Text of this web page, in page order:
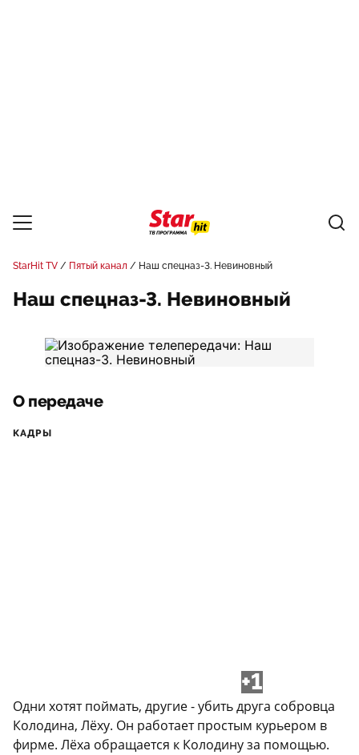
StarHit TV Пятый канал Наш спецназ-3. Невиновный
Наш спецназ-3. Невиновный
О передаче
КАДРЫ
+1
Одни хотят поймать, другие - убить друга собровца
Колодина, Лёху. Он работает простым курьером в
фирме. Лёха обращается к Колодину за помощью.